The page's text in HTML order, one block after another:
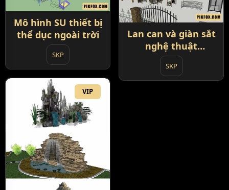
Lan can và giàn sắt
nghệ thuật
SketchUp
SKP
Mô hình SU thiết bị
thể dục ngoài trời
SKP
VIP